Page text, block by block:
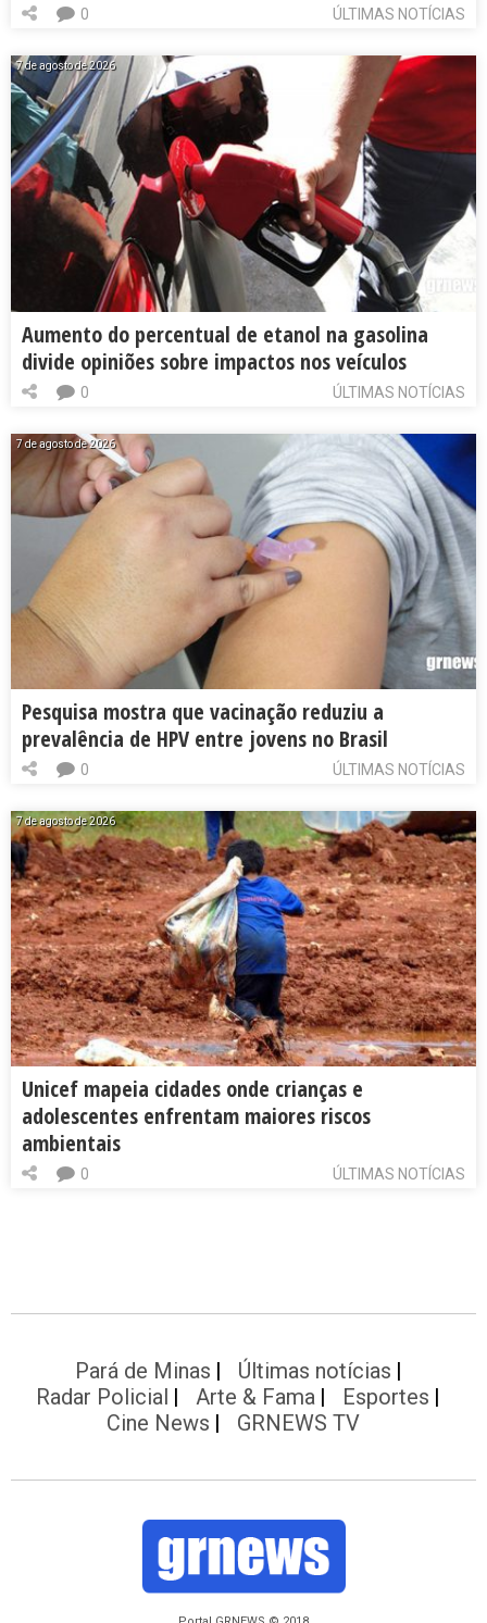
ÚLTIMAS NOTÍCIAS
0
7 de agosto de 2026
Aumento do percentual de etanol na gasolina
divide opiniões sobre impactos nos veículos
ÚLTIMAS NOTÍCIAS
0
7 de agosto de 2026
Pesquisa mostra que vacinação reduziu a
prevalência de HPV entre jovens no Brasil
ÚLTIMAS NOTÍCIAS
0
7 de agosto de 2026
Unicef mapeia cidades onde crianças e
adolescentes enfrentam maiores riscos
ambientais
ÚLTIMAS NOTÍCIAS
0
Pará de Minas
Últimas notícias
Radar Policial
Arte & Fama
Esportes
Cine News
GRNEWS TV